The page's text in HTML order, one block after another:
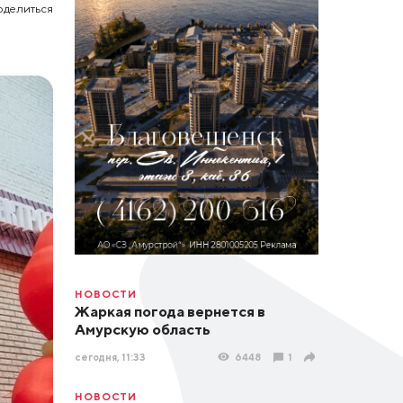
НОВОСТИ
Жаркая погода вернется в
Амурскую область
сегодня, 11:33 6448 1
НОВОСТИ